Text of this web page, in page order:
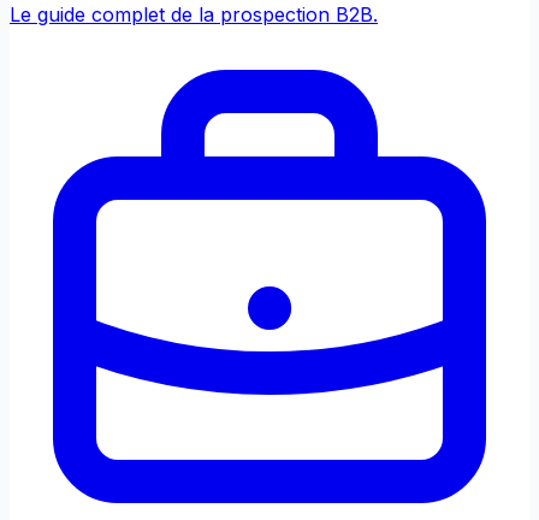
Le guide complet de la prospection B2B.